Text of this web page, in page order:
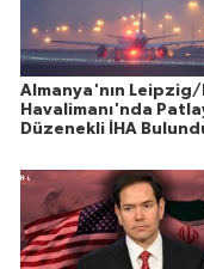
Almanya'nın Leipzig/
Havalimanı'nda
Düzenekli İHA